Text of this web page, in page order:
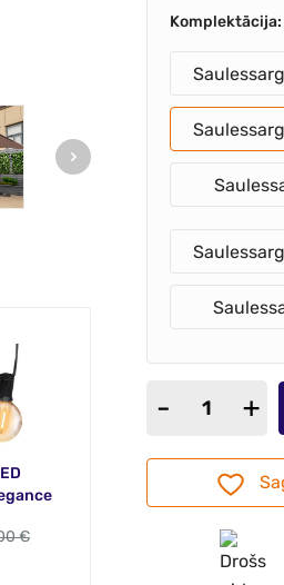
€
Komplektācija: